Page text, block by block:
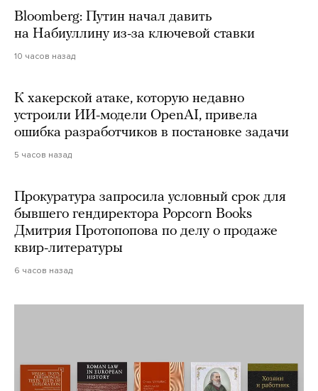
Bloomberg: Путин начал давить
на Набиуллину из-за ключевой ставки
10 часов назад
К хакерской атаке, которую недавно
устроили ИИ-модели OpenAI, привела
ошибка разработчиков в постановке задачи
5 часов назад
Прокуратура запросила условный срок для
бывшего гендиректора Popcorn Books
Дмитрия Протопопова по делу о продаже
квир-литературы
6 часов назад